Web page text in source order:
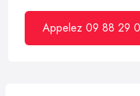
Appelez 09 88 29